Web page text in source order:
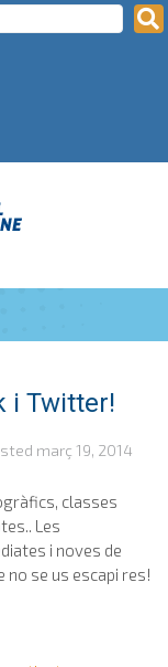
i Twitter!
març 19, 2014
classes
Les
i noves de
no se us escapi res!